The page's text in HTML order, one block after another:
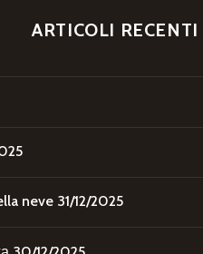
ARTICOLI RECENTI
neve 31/12/2025